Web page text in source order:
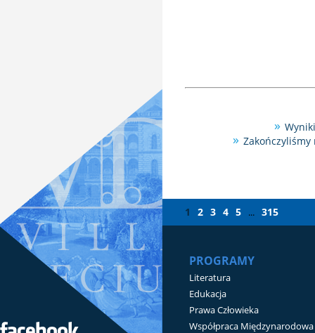
1 2 3 4 5 ... 315
PROGRAMY
Literatura
Edukacja
Prawa Człowieka
Współpraca Międzynarodowa